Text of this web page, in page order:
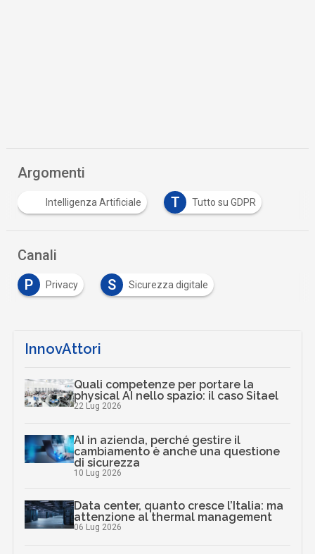
Argomenti
Intelligenza Artificiale T Tutto su GDPR
Canali
P
Privacy S Sicurezza digitale
InnovAttori
Quali competenze per portare la
physical AI nello spazio: il caso Sitael
22 Lug 2026
AI in azienda, perché gestire il
cambiamento è anche una questione
di sicurezza
10 Lug 2026
Data center, quanto cresce l’Italia: ma
attenzione al thermal management
06 Lug 2026